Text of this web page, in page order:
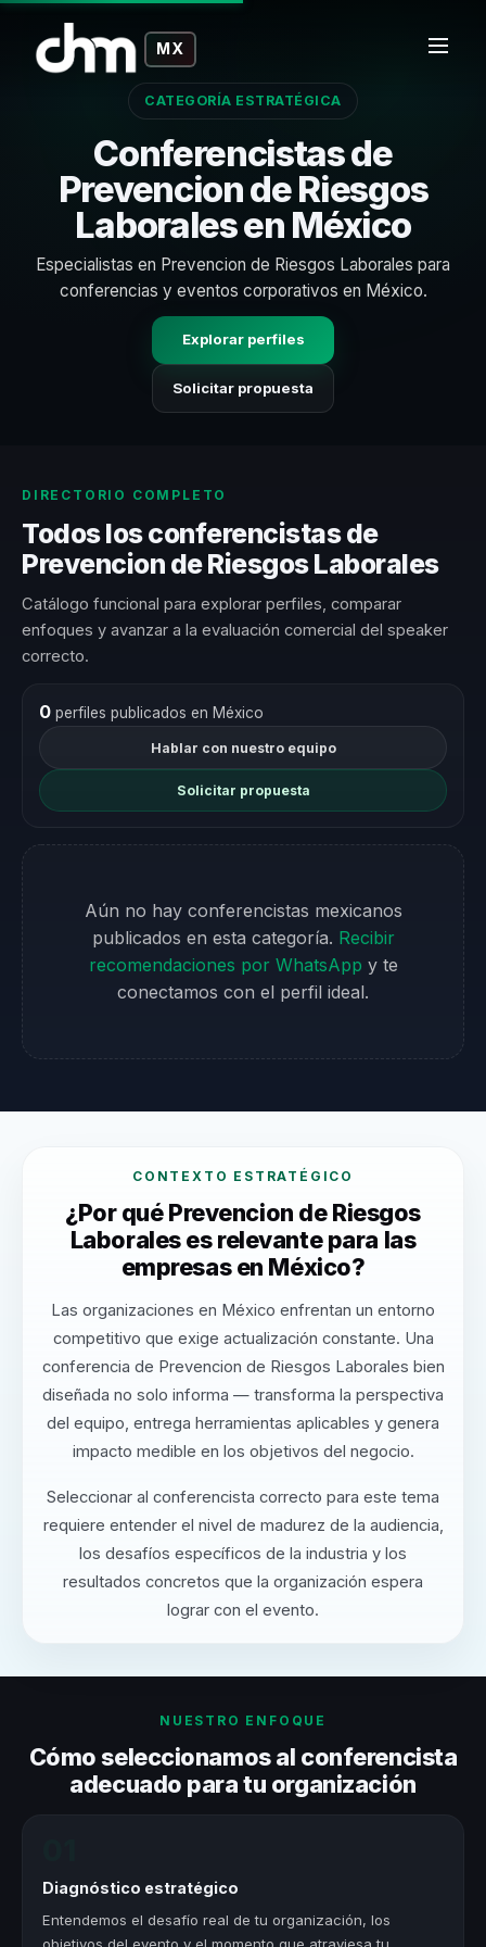
MX
CATEGORÍA ESTRATÉGICA
Conferencistas de
Prevencion de Riesgos
Laborales en México
Especialistas en Prevencion de Riesgos Laborales para
conferencias y eventos corporativos en México.
Explorar perfiles
Solicitar propuesta
DIRECTORIO COMPLETO
Todos los conferencistas de
Prevencion de Riesgos Laborales
Catálogo funcional para explorar perfiles, comparar
enfoques y avanzar a la evaluación comercial del speaker
correcto.
0perfiles publicados en México
Hablar con nuestro equipo
Solicitar propuesta
Aún no hay conferencistas mexicanos
publicados en esta categoría. Recibir
recomendaciones por WhatsApp y te
conectamos con el perfil ideal.
CONTEXTO ESTRATÉGICO
¿Por qué Prevencion de Riesgos
Laborales es relevante para las
empresas en México?
Las organizaciones en México enfrentan un entorno
competitivo que exige actualización constante. Una
conferencia de Prevencion de Riesgos Laborales bien
diseñada no solo informa — transforma la perspectiva
del equipo, entrega herramientas aplicables y genera
impacto medible en los objetivos del negocio.
Seleccionar al conferencista correcto para este tema
requiere entender el nivel de madurez de la audiencia,
los desafíos específicos de la industria y los
resultados concretos que la organización espera
lograr con el evento.
NUESTRO ENFOQUE
Cómo seleccionamos al conferencista
adecuado para tu organización
Diagnóstico estratégico
Entendemos el desafío real de tu organización, los
objetivos del evento y el momento que atraviesa tu